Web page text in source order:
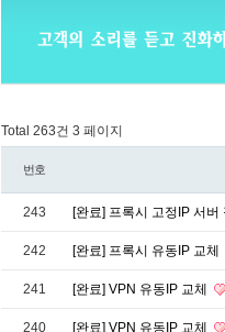
Total 263건 3 페이지
번호
243 [완료] 프록시 고정IP 서
242 [완료] 프록시 유동IP 교체
241 [완료] VPN 유동IP 교체
240 [완료] VPN 유동IP 교체